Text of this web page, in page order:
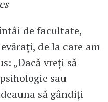
de facultate,
de la care am
„Dacă vreți să
sau
să gândiți